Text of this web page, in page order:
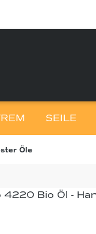
SEILE
Öle